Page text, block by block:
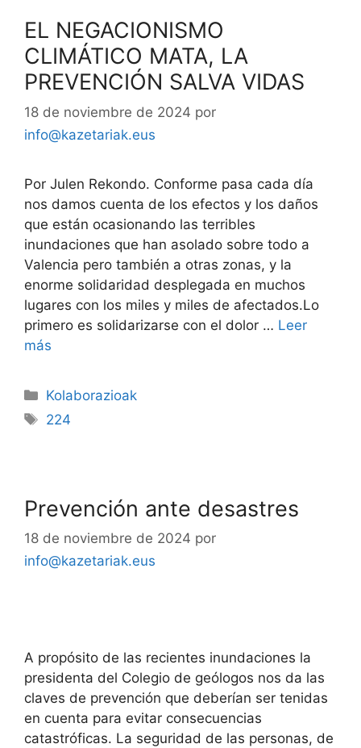
EL NEGACIONISMO
CLIMÁTICO MATA, LA
PREVENCIÓN SALVA VIDAS
18 de noviembre de 2024 por
info@kazetariak.eus
Por Julen Rekondo. Conforme pasa cada día
nos damos cuenta de los efectos y los daños
que están ocasionando las terribles
inundaciones que han asolado sobre todo a
Valencia pero también a otras zonas, y la
enorme solidaridad desplegada en muchos
lugares con los miles y miles de afectados.Lo
primero es solidarizarse con el dolor … Leer
más
Kolaborazioak
224
Prevención ante desastres
18 de noviembre de 2024 por
info@kazetariak.eus
A propósito de las recientes inundaciones la
presidenta del Colegio de geólogos nos da las
claves de prevención que deberían ser tenidas
en cuenta para evitar consecuencias
catastróficas. La seguridad de las personas, de